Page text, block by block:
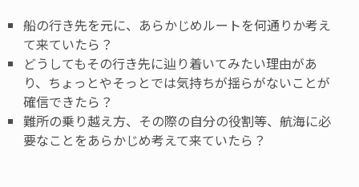
船の行き先を元に、あらかじめルートを何通りか考え
て来ていたら？
どうしてもその行き先に辿り着いてみたい理由があ
り、ちょっとやそっとでは気持ちが揺らがないことが
確信できたら？
難所の乗り越え方、その際の自分の役割等、航海に必
要なことをあらかじめ考えて来ていたら？